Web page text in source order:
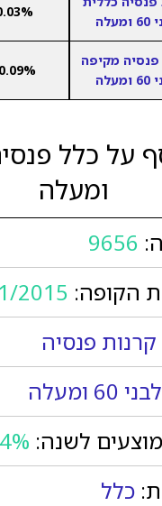
מקיפה
ומעלה
9656
הקופה: 2015
קרנות פנסיה
לבני 60 ומעלה
לשנה:
כלל